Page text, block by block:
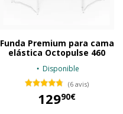
Funda Premium para cama
elástica Octopulse 460
Disponible
(6 avis)
12990€